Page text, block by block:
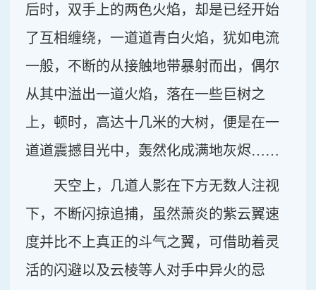
后时，双手上的两色火焰，却是已经开始
了互相缠绕，一道道青白火焰，犹如电流
一般，不断的从接触地带暴射而出，偶尔
从其中溢出一道火焰，落在一些巨树之
上，顿时，高达十几米的大树，便是在一
道道震撼目光中，轰然化成满地灰烬……
天空上，几道人影在下方无数人注视
下，不断闪掠追捕，虽然萧炎的紫云翼速
度并比不上真正的斗气之翼，可借助着灵
活的闪避以及云棱等人对手中异火的忌